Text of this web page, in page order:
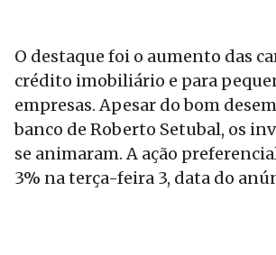
O destaque foi o aumento das
crédito imobiliário e para
empresas. Apesar do bom
banco de Roberto Setubal, os
se animaram. A ação
3% na terça-feira 3, data do